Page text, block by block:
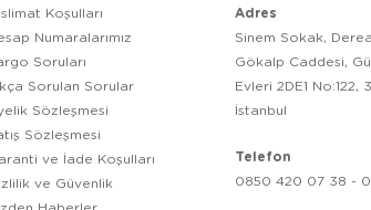
Koşulları
Numaralarımız
Soruları
Sorulan Sorular
Sözleşmesi
Sözleşmesi
ve İade Koşulları
ve Güvenlik
Adres
Sinem Sokak,
Gökalp Caddesi,
Evleri 2DE1
İstanbul
Telefon
0850 420 07 38 -